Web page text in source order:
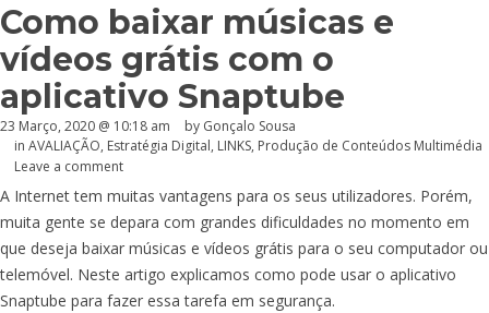
Como baixar músicas e
vídeos grátis com o
aplicativo Snaptube
23 Março, 2020 @ 10:18 am by Gonçalo Sousa
in AVALIAÇÃO, Estratégia Digital, LINKS, Produção de Conteúdos Multimédia
Leave a comment
A Internet tem muitas vantagens para os seus utilizadores. Porém,
muita gente se depara com grandes dificuldades no momento em
que deseja baixar músicas e vídeos grátis para o seu computador ou
telemóvel. Neste artigo explicamos como pode usar o aplicativo
Snaptube para fazer essa tarefa em segurança.